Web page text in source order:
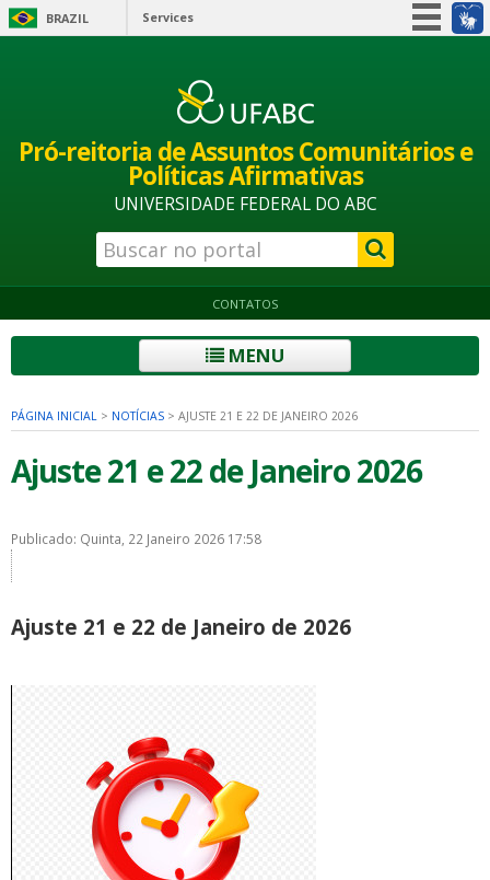
BRAZIL Services
Information access
Legislation
Information channels
Pró-reitoria de Assuntos Comunitários e
Políticas Afirmativas
UNIVERSIDADE FEDERAL DO ABC
CONTATOS
MENU
PÁGINA INICIAL > NOTÍCIAS > AJUSTE 21 E 22 DE JANEIRO 2026
Ajuste 21 e 22 de Janeiro 2026
Publicado: Quinta, 22 Janeiro 2026 17:58
Ajuste 21 e 22 de Janeiro de 2026